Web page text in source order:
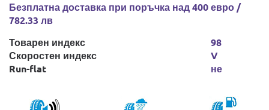
Безплатна доставка при поръчка над 400 евро /
782.33 лв
Товарен индекс
Скоростен индекс
Run-flat
98
V
не